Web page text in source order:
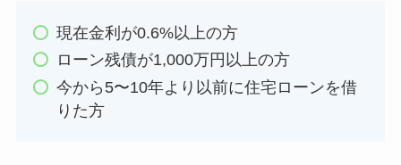
現在金利が0.6%以上の方
ローン残債が1,000万円以上の方
今から5〜10年より以前に住宅ローンを借
りた方